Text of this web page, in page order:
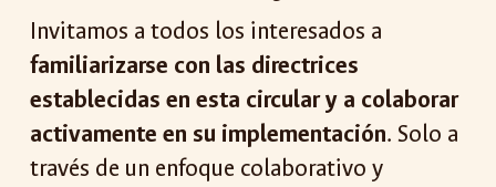
Invitamos a todos los interesados a
familiarizarse con las directrices
establecidas en esta circular y a colaborar
activamente en su implementación. Solo a
través de un enfoque colaborativo y